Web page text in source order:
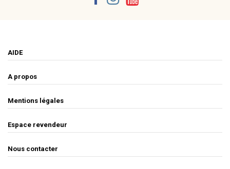
AIDE
A propos
Mentions légales
Espace revendeur
Nous contacter